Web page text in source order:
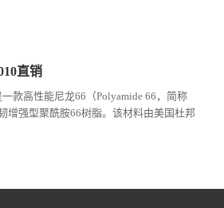
直销
一款高性能尼龙66（Polyamide 66，简称
增强型聚酰胺66树脂。该材料由美国杜邦